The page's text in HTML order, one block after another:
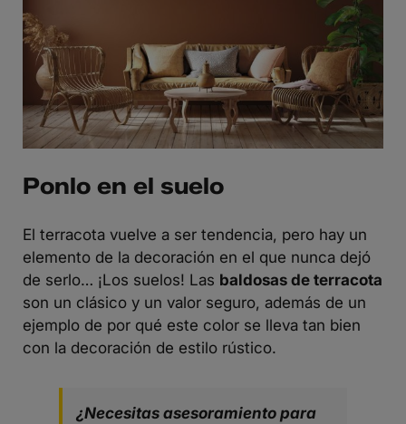
Ponlo en el suelo
El terracota vuelve a ser tendencia, pero hay un
elemento de la decoración en el que nunca dejó
de serlo… ¡Los suelos! Las baldosas de terracota
son un clásico y un valor seguro, además de un
ejemplo de por qué este color se lleva tan bien
con la decoración de estilo rústico.
¿Necesitas asesoramiento para